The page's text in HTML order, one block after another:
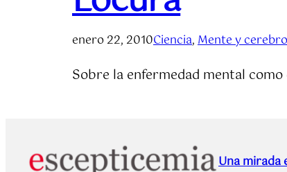
enero 22, 2010Ciencia, Mente y cerebro
Sobre la enfermedad mental
Una mirada